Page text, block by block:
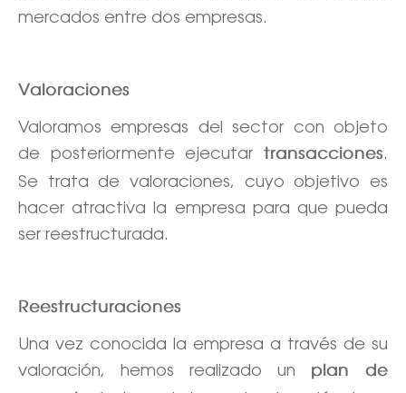
mercados entre dos empresas.
Valoraciones
Valoramos empresas del sector con objeto
de posteriormente ejecutar
transacciones.
Se trata de valoraciones, cuyo objetivo es
hacer atractiva la empresa para que pueda
ser reestructurada.
Reestructuraciones
Una vez conocida la empresa a través de su
valoración, hemos realizado un
plan de